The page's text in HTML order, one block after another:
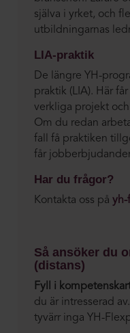
själva i yrket, och
utbildningarnas
LIA-praktik
De längre YH-
praktik (LIA). Här
verkliga projekt
Om du redan
fall få praktiken
får
Har du frågor?
Kontakta oss påyh-
Så ansöker du
(distans)
Fyll i
du är intresserad
tyvärr inga YH-